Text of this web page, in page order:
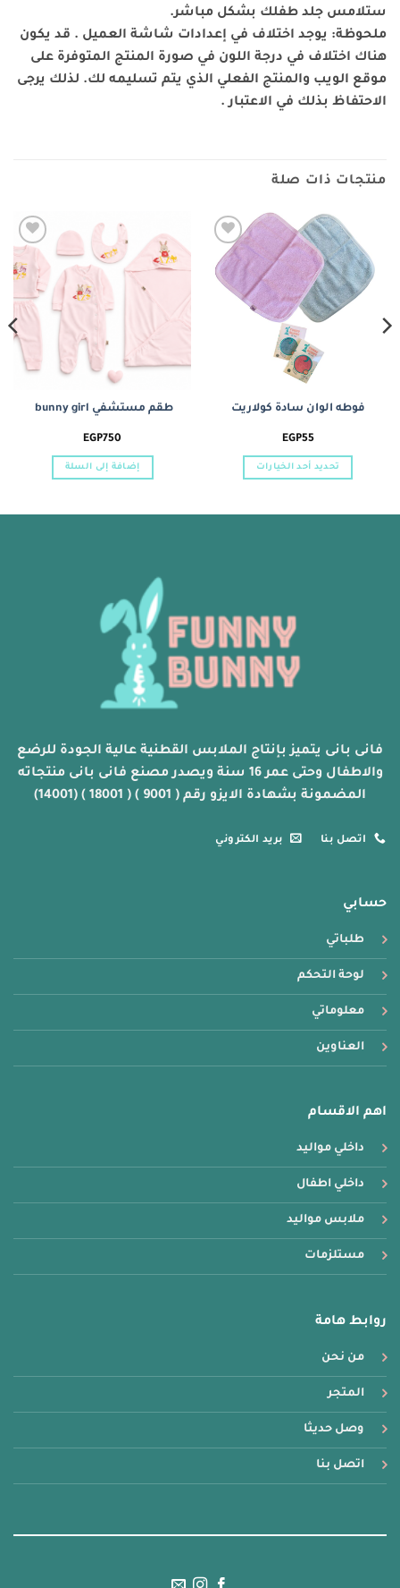
ستلامس جلد طفلك بشكل مباشر.
ملحوظة: يوجد اختلاف في إعدادات شاشة العميل . قد يكون
هناك اختلاف في درجة اللون في صورة المنتج المتوفرة على
موقع الويب والمنتج الفعلي الذي يتم تسليمه لك. لذلك يرجى
الاحتفاظ بذلك في الاعتبار .
منتجات ذات صلة
Add to
wishlist
فوطه الوان سادة كولاريت
EGP55
تحديد أحد الخيارات
يمكن
اختيار
الخيارات
على
wishlist
طقم مستشفي bunny girl
EGP750
إضافة إلى السلة
فانى بانى يتميز بإنتاج الملابس القطنية عالية الجودة للرضع
والاطفال وحتى عمر 16 سنة ويصدر مصنع فانى بانى منتجاته
المضمونة بشهادة الايزو رقم ( 9001 ) ( 18001 ) (14001)
اتصل بنا بريد الكتروني
حسابي
طلباتي
لوحة التحكم
معلوماتي
العناوين
اهم الاقسام
داخلي مواليد
داخلي اطفال
ملابس مواليد
مستلزمات
روابط هامة
من نحن
المتجر
وصل حديثا
اتصل بنا